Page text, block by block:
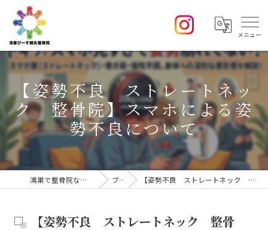
【姿勢不良 ストレートネッ
ク 整骨院】スマホによる姿
勢不良について
鴻巣で整骨院なら鴻巣 ぴーす鍼灸整骨院 ブログ 【姿勢不良 ストレートネック 整骨院】スマホによる姿勢不良について
【姿勢不良 ストレートネック 整骨